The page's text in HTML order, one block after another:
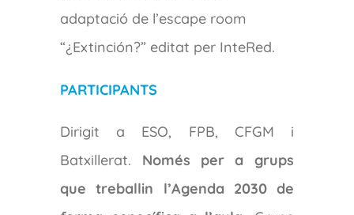
adaptació de l’escape room
“¿Extinción?” editat per InteRed.
PARTICIPANTS
Dirigit a ESO, FPB, CFGM i
Batxillerat. Només per a grups
que treballin l’Agenda 2030 de